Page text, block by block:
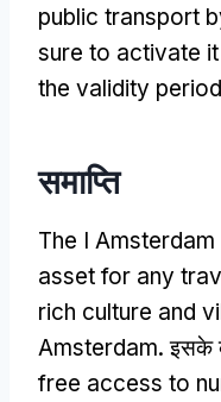
public transport
sure to activate
the validity period
समाप्ति
The I
asset for any
rich culture and
Amsterdam. इसके
free access to